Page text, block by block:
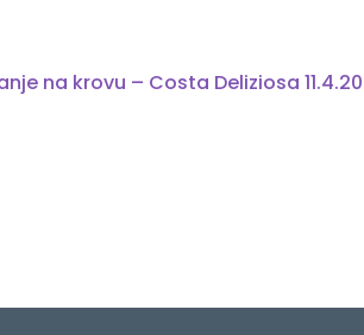
na krovu – Costa Deliziosa